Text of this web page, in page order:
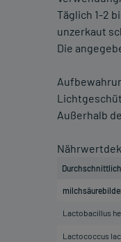
Täglich 1-2
unzerkaut
Die
Außerhalb
Lactobacillus
Lactococcus